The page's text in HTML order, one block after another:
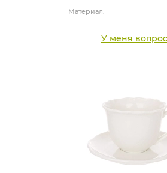
Материал:
У меня вопрос